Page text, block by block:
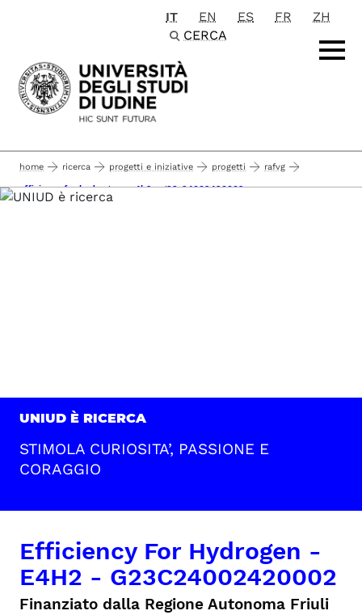
Passa al contenuto principale
IT EN ES FR
ZH
CERCA
home ricerca progetti e iniziative progetti rafvg
efficiency for hydrogen - e4h2 - g23c24002420002
UNIUD È RICERCA
STIMOLA CURIOSITA’, PASSIONE E
CORAGGIO
Efficiency For Hydrogen -
E4H2 - G23C24002420002
Finanziato dalla Regione Autonoma Friuli